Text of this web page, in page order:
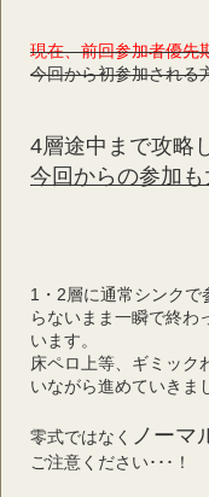
現在、前回参加者優先
今回から初参加される
4層途中まで攻略
今回からの参加も
1・2層に通常シンクで
らないまま一瞬で終わ
います。
床ペロ上等、ギミック
いながら進めていきま
零式ではなく ノーマ
ご注意ください･･･！